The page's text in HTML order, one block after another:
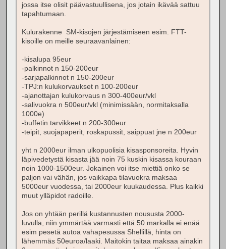
jossa itse olisit päävastuullisena, jos jotain ikävää sattuu
tapahtumaan.
Kulurakenne SM-kisojen järjestämiseen esim. FTT-
kisoille on meille seuraavanlainen:
-kisalupa 95eur
-palkinnot n 150-200eur
-sarjapalkinnot n 150-200eur
-TPJ:n kulukorvaukset n 100-200eur
-ajanottajan kulukorvaus n 300-400eur/vkl
-salivuokra n 500eur/vkl (minimissään, normitaksalla
1000e)
-buffetin tarvikkeet n 200-300eur
-teipit, suojapaperit, roskapussit, saippuat jne n 200eur
yht n 2000eur ilman ulkopuolisia kisasponsoreita. Hyvin
läpivedetystä kisasta jää noin 75 kuskin kisassa kouraan
noin 1000-1500eur. Jokainen voi itse miettiä onko se
paljon vai vähän, jos vaikkapa tilavuokra maksaa
5000eur vuodessa, tai 2000eur kuukaudessa. Plus kaikki
muut ylläpidot radoille.
Jos on yhtään perillä kustannusten noususta 2000-
luvulla, niin ymmärtää varmasti että 50 markalla ei enää
esim pesetä autoa vahapesussa Shellillä, hinta on
lähemmäs 50euroa/laaki. Maitokin taitaa maksaa ainakin